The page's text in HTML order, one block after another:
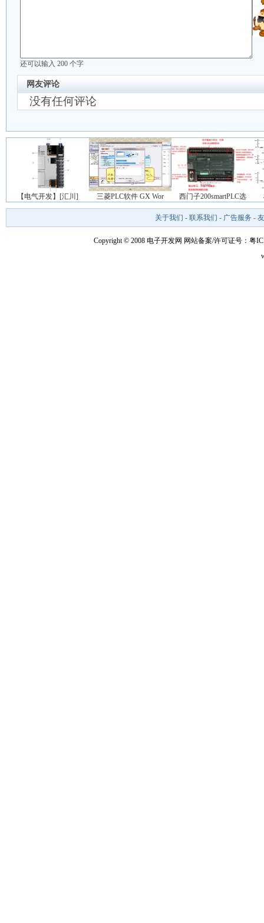
还可以输入 200 个字
网友评论
没有任何评论
【电气开发】[汇川] 三菱PLC软件 GX Wor 西门子200smartPLC选
关于我们 - 联系我们 - 广告服务 -
Copyright © 2008 电子开发网 网站备案/许可证号：粤